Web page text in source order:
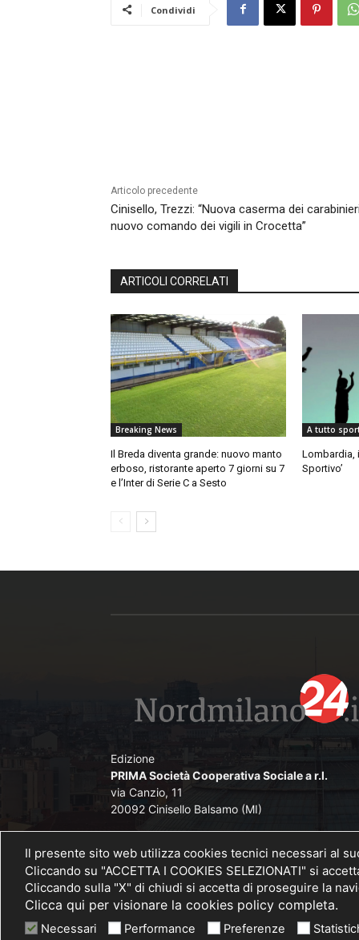
Condividi
Articolo precedente
Cinisello, Trezzi: “Nuova caserma dei
nuovo comando dei vigili in Crocetta”
ARTICOLI CORRELATI
Breaking News
Il Breda diventa grande: nuovo manto
erboso, ristorante aperto 7 giorni su 7
e l’Inter di Serie C a Sesto
A tutto
Lombardia,
Sportivo’
Edizione
PRIMA Società Cooperativa Sociale a r.l.
via Canzio, 11
20092 Cinisello Balsamo (MI)
Angelo De Lorenzi iscritto nel Pubblico
Stampa presso il Tribunale di Monza al n.
26/11/2012
Il presente sito web utilizza cookies tecnici necessari al
Cliccando su "ACCETTA I COOKIES SELEZIONATI" si
Cliccando sulla "X" di chiudi si accetta di proseguire la
Clicca qui per visionare la cookies policy completa.
Necessari Performance Preferenze